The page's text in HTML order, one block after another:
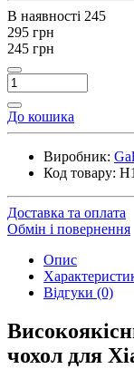
В наявності 245
295 грн
245 грн
До кошика
Виробник:
Код товару:
Доставка та оплата
Обмін і повернення
Опис
Відгуки (0)
чохол для